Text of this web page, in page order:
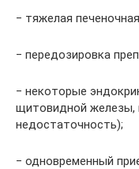
‒ тяжелая
‒ передозировка
‒ некоторые
щитовидной железы,
недостаточность);
‒ одновременный